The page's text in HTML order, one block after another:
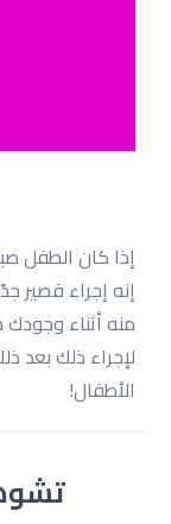
إذا كان الطفل
إنه إجراء قصير
منه أثناء وجودك
لإجراء ذلك بعد
الأطفال!